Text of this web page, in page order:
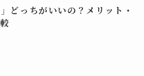
どっちがいいの？メリット・